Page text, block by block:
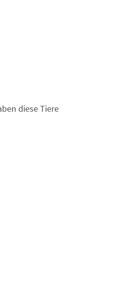
diese Tiere